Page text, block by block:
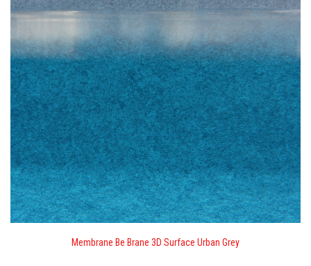
Membrane Be Brane 3D Surface Urban Grey